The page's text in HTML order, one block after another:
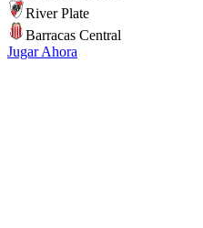
River Plate
Barracas Central
Jugar Ahora